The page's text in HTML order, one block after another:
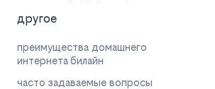
другое
преимущества домашнего
интернета билайн
часто задаваемые вопросы